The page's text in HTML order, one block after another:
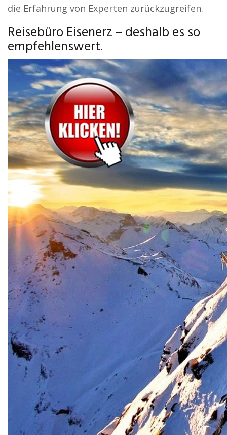
die Erfahrung von Experten zurückzugreifen.
Reisebüro Eisenerz – deshalb es so
empfehlenswert.